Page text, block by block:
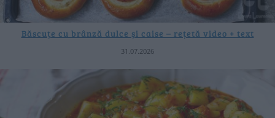
Băscuțe cu brânză dulce și caise – rețetă video + text
31.07.2026